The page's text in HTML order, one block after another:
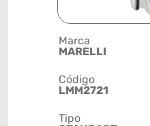
Marca
MARELLI
Código
LMM2721
Tipo